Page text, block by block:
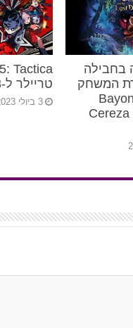
בחבילה
המשחק
Cereza
טריילר ל-3 דמויות
3 ביולי 2023